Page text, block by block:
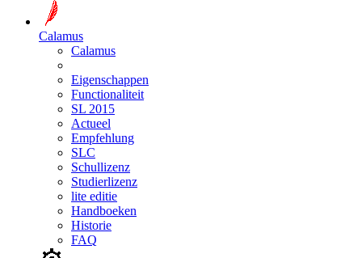
Calamus
Calamus
Eigenschappen
Functionaliteit
SL 2015
Actueel
Empfehlung
SLC
Schullizenz
Studierlizenz
lite editie
Handboeken
Historie
FAQ